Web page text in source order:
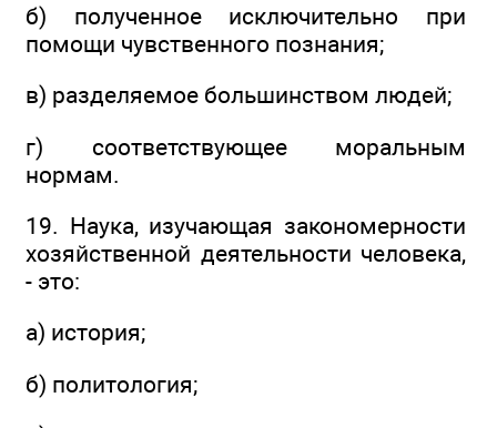
б) полученное исключительно при
помощи чувственного познания;
в) разделяемое большинством людей;
г) соответствующее моральным
нормам.
19. Наука, изучающая закономерности
хозяйственной деятельности человека,
- это:
а) история;
б) политология;